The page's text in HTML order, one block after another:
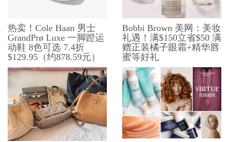
热卖！Cole Haan 男士
GrandPrø Luxe 一脚蹬运
动鞋 8色可选 7.4折
$129.95（约878.59元）
Bobbi Brown 美网：美妆
礼遇！满$150立省$50 满
赠正装橘子眼霜+精华唇
蜜等好礼